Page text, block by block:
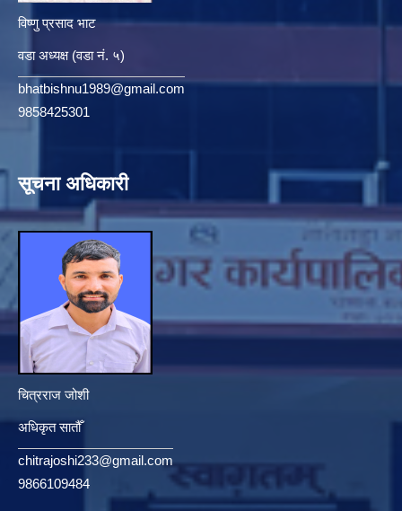
विष्णु प्रसाद भाट
वडा अध्यक्ष (वडा नं. ५)
bhatbishnu1989@gmail.com
9858425301
सूचना अधिकारी
चित्रराज जोशी
अधिकृत सातौँ
chitrajoshi233@gmail.com
9866109484